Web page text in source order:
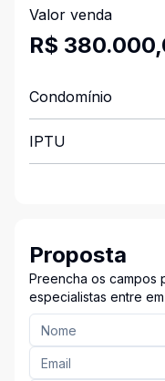
Valor venda
R$
Condomínio
IPTU
Proposta
Preencha os campos
especialistas entre